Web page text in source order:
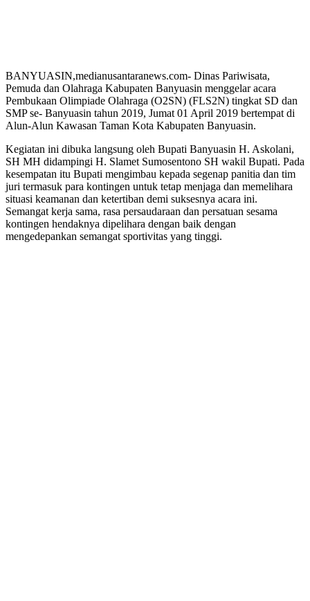
BANYUASIN,medianusantaranews.com- Dinas Pariwisata,
Pemuda dan Olahraga Kabupaten Banyuasin menggelar acara
Pembukaan Olimpiade Olahraga (O2SN) (FLS2N) tingkat SD dan
SMP se- Banyuasin tahun 2019, Jumat 01 April 2019 bertempat di
Alun-Alun Kawasan Taman Kota Kabupaten Banyuasin.
Kegiatan ini dibuka langsung oleh Bupati Banyuasin H. Askolani,
SH MH didampingi H. Slamet Sumosentono SH wakil Bupati. Pada
kesempatan itu Bupati mengimbau kepada segenap panitia dan tim
juri termasuk para kontingen untuk tetap menjaga dan memelihara
situasi keamanan dan ketertiban demi suksesnya acara ini.
Semangat kerja sama, rasa persaudaraan dan persatuan sesama
kontingen hendaknya dipelihara dengan baik dengan
mengedepankan semangat sportivitas yang tinggi.